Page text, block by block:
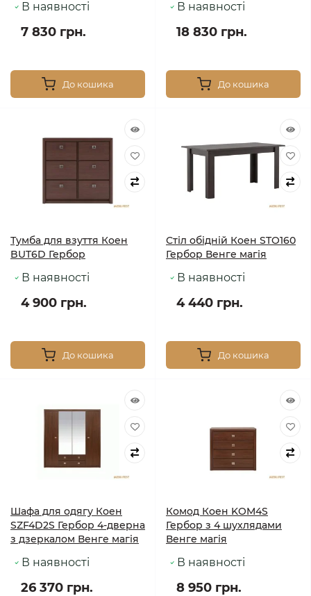
В наявності
7 830 грн.
До кошика
В наявності
18 830 грн.
До кошика
Тумба для взуття Коен
BUT6D Гербор
В наявності
4 900 грн.
До кошика
Стіл обідній Коен STO160
Гербор Венге магія
В наявності
4 440 грн.
До кошика
Шафа для одягу Коен
SZF4D2S Гербор 4-дверна
з дзеркалом Венге магія
В наявності
26 370 грн.
Комод Коен KOM4S
Гербор з 4 шухлядами
Венге магія
В наявності
8 950 грн.